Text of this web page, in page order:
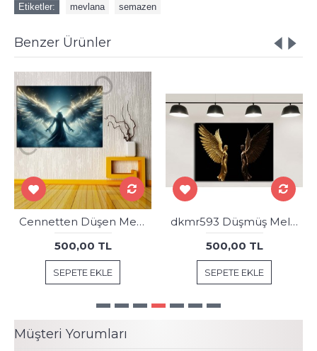
Etiketler: mevlana semazen
Benzer Ürünler
Cennetten Düşen Melek Kanvas Tablo dkmr362
500,00 TL
SEPETE EKLE
dkmr593 Düşmüş Melekler Dekoratif Tablo
500,00 TL
SEPETE EKLE
Müşteri Yorumları